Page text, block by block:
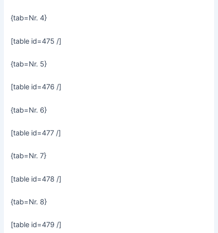
{tab=Nr. 4}
[table id=475 /]
{tab=Nr. 5}
[table id=476 /]
{tab=Nr. 6}
[table id=477 /]
{tab=Nr. 7}
[table id=478 /]
{tab=Nr. 8}
[table id=479 /]